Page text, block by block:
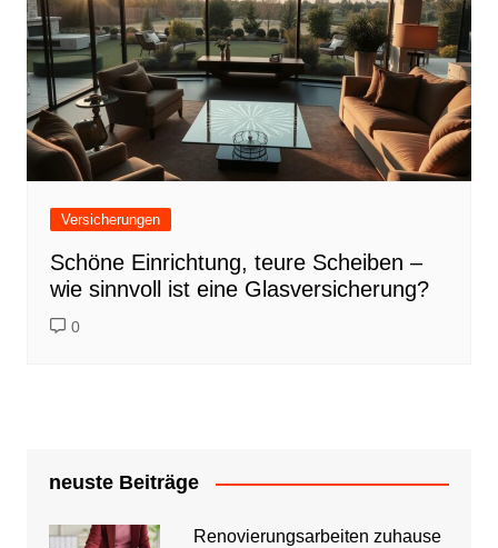
Versicherungen
Schöne Einrichtung, teure Scheiben –
wie sinnvoll ist eine Glasversicherung?
0
neuste Beiträge
Renovierungsarbeiten zuhause